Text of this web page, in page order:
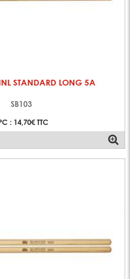
STANDARD LONG 5A
SB103
: 14,70€ TTC